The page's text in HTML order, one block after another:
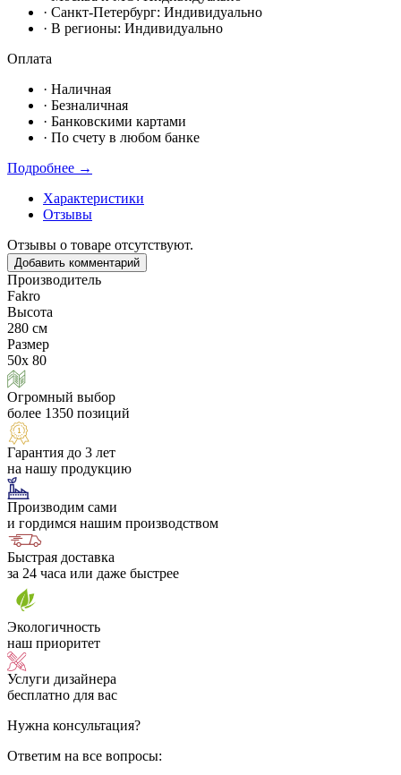
· Санкт-Петербург: Индивидуально
· В регионы: Индивидуально
Оплата
· Наличная
· Безналичная
· Банковскими картами
· По счету в любом банке
Подробнее →
Характеристики
Отзывы
Отзывы о товаре отсутствуют.
Добавить комментарий
Производитель
Fakro
Высота
280 см
Размер
50х 80
Огромный выбор
более 1350 позиций
Гарантия до 3 лет
на нашу продукцию
Производим сами
и гордимся нашим производством
Быстрая доставка
за 24 часа или даже быстрее
Экологичность
наш приоритет
Услуги дизайнера
бесплатно для вас
Нужна консультация?
Ответим на все вопросы: